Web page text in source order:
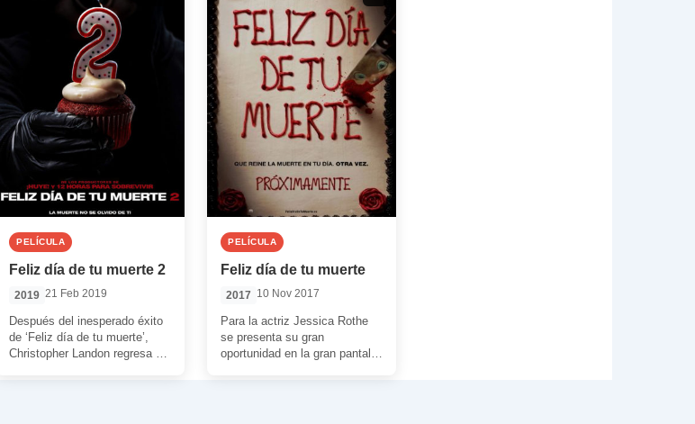
PELÍCULA
Feliz día de tu muerte 2
2019 21 Feb 2019
Después del inesperado éxito
de ‘Feliz día de tu muerte’,
Christopher Landon regresa a
PELÍCULA
Feliz día de tu muerte
2017 10 Nov 2017
Para la actriz Jessica Rothe
se presenta su gran
oportunidad en la gran pantalla